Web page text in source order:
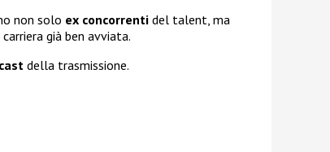
non solo ex concorrenti del talent, ma
già ben avviata.
cast della trasmissione.